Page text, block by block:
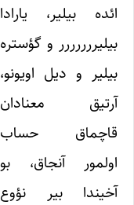
ائده بیلیر، یارادا
بیلیررررررر و گؤستره
بیلیر و دیل اویونو،
آرتیق معنادان
قاچماق حساب
اولمور آنجاق، بو
آخیندا بیر نؤوع